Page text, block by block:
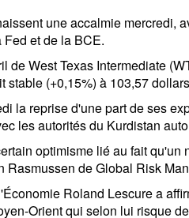
une accalmie mercredi,
et de la BCE.
de West Texas Intermediate
stable (+0,15%) à 103,57
la reprise d'une part de ses
les autorités du Kurdistan
optimisme lié au fait
Rasmussen de Global Risk
Roland Lescure a
Orient qui selon lui risque